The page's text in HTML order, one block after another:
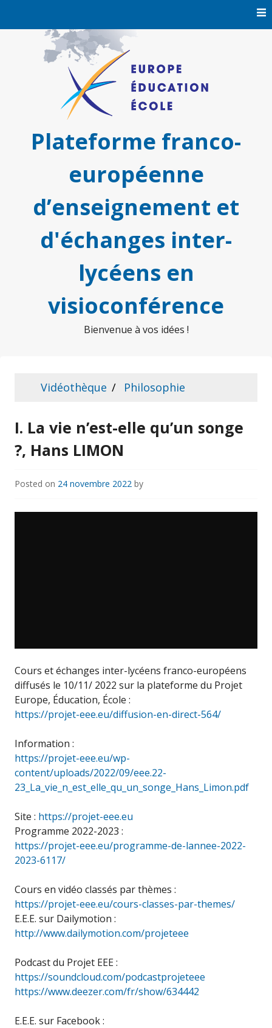
Plateforme franco-
européenne
d’enseignement et
d'échanges inter-
lycéens en
visioconférence
Bienvenue à vos idées !
Vidéothèque Philosophie
I. La vie n’est-elle qu’un songe
?, Hans LIMON
Posted on 24 novembre 2022 by
Cours et échanges inter-lycéens franco-européens
diffusés le 10/11/ 2022 sur la plateforme du Projet
Europe, Éducation, École :
https://projet-eee.eu/diffusion-en-direct-564/
Information :
https://projet-eee.eu/wp-
content/uploads/2022/09/eee.22-
23_La_vie_n_est_elle_qu_un_songe_Hans_Limon.pdf
Site : https://projet-eee.eu
Programme 2022-2023 :
https://projet-eee.eu/programme-de-lannee-2022-
2023-6117/
Cours en vidéo classés par thèmes :
https://projet-eee.eu/cours-classes-par-themes/
E.E.E. sur Dailymotion :
http://www.dailymotion.com/projeteee
Podcast du Projet EEE :
https://soundcloud.com/podcastprojeteee
https://www.deezer.com/fr/show/634442
E.E.E. sur Facebook :